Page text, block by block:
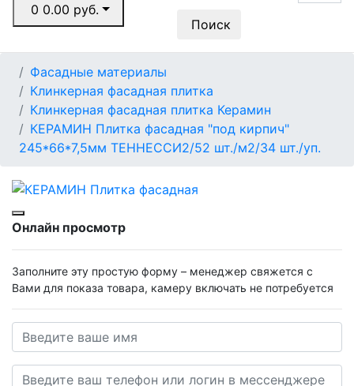
0 0.00 руб.
Поиск
Фасадные материалы
Клинкерная фасадная плитка
Клинкерная фасадная плитка Керамин
КЕРАМИН Плитка фасадная "под кирпич"
245*66*7,5мм ТЕННЕССИ2/52 шт./м2/34 шт./уп.
Онлайн просмотр
Заполните эту простую форму – менеджер свяжется с
Вами для показа товара, камеру включать не потребуется